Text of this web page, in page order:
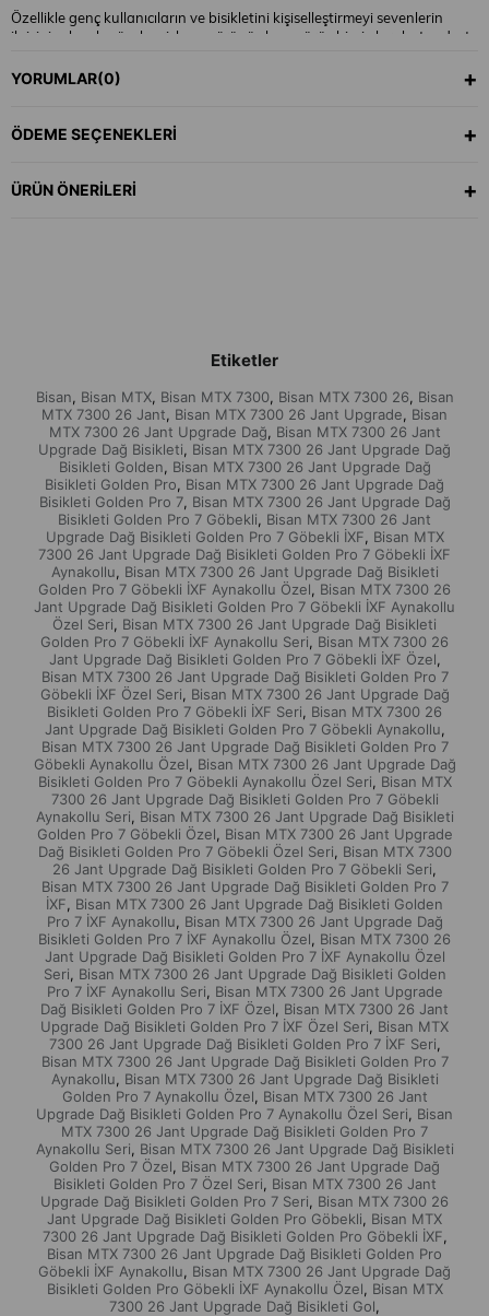
Özellikle genç kullanıcıların ve bisikletini kişiselleştirmeyi sevenlerin
ilgisini çeken bu özel seri; hem görünüş hem sürüş hissi olarak standart
💜 Golden Pro 7 Sesli Mor Arka Göbek
kazandırır.
Yüksek akıcılık sağlayan rulman yapısı sayesinde sürüş hissini
sunmaktadır.
💜 Golden Mor Gidon & Mor Gidon Boğazı
Bisikletin ön bölümüne yarış tarzı agresif bir görünüm kazandırır.
Mor detaylar sayesinde kadro ile uyumlu dikkat çekici bir kombin
oluşturur.
🚵‍♂️ BİSAN MTX 7300 ÖZELLİKLERİ
26 Jant dağ bisikleti yapısı
Sağlam ve dayanıklı kadro
Günlük kullanım ve araziye uygun geometri
Konforlu sürüş pozisyonu
Şehir içi ve hafif arazi kullanımına uygun yapı
🎯 KİMLER İÇİN UYGUN?
✅ Bisikletine farklı görünüm isteyenler
✅ Sesli göbek sevenler
✅ Genç kullanıcılar
✅ Standart modellerden sıkılanlar
✅ Upgrade parçalı hazır bisiklet isteyenler
💥 NEDEN BU MODEL?
Standart bir MTX 7300 yerine;
özel parçalarla yükseltilmiş, dikkat çeken ve daha premium görünen bir
sürüş deneyimi sunar.
Hem günlük kullanımda hem sosyal medyada fark yaratacak bir bisiklet
isteyenler için hazırlanmıştır.
⚡ ÖNE ÇIKAN DETAY
💜 Golden Pro 7 Sesli Mor Göbek
💜 İXF Mor Aynakol
💜 Mor Gidon Kombini
🔥 Özel upgrade görünüm
📍 Adana’nın En Büyük Bisiklet Mağazası Dağ Bisiklet’te
💳 Vade Farksız Taksit İmkanı
📦 Tüm Türkiye’ye Gönderim
YORUMLAR(0)
ÖDEME SEÇENEKLERI
ÜRÜN ÖNERILERI
Etiketler
Bisan, Bisan MTX, Bisan MTX 7300, Bisan MTX 7300 26, Bisan
MTX 7300 26 Jant, Bisan MTX 7300 26 Jant Upgrade, Bisan
MTX 7300 26 Jant Upgrade Dağ, Bisan MTX 7300 26 Jant
Upgrade Dağ Bisikleti, Bisan MTX 7300 26 Jant Upgrade Dağ
Bisikleti Golden, Bisan MTX 7300 26 Jant Upgrade Dağ
Bisikleti Golden Pro, Bisan MTX 7300 26 Jant Upgrade Dağ
Bisikleti Golden Pro 7, Bisan MTX 7300 26 Jant Upgrade Dağ
Bisikleti Golden Pro 7 Göbekli, Bisan MTX 7300 26 Jant
Upgrade Dağ Bisikleti Golden Pro 7 Göbekli İXF, Bisan MTX
7300 26 Jant Upgrade Dağ Bisikleti Golden Pro 7 Göbekli İXF
Aynakollu, Bisan MTX 7300 26 Jant Upgrade Dağ Bisikleti
Golden Pro 7 Göbekli İXF Aynakollu Özel, Bisan MTX 7300 26
Jant Upgrade Dağ Bisikleti Golden Pro 7 Göbekli İXF Aynakollu
Özel Seri, Bisan MTX 7300 26 Jant Upgrade Dağ Bisikleti
Golden Pro 7 Göbekli İXF Aynakollu Seri, Bisan MTX 7300 26
Jant Upgrade Dağ Bisikleti Golden Pro 7 Göbekli İXF Özel,
Bisan MTX 7300 26 Jant Upgrade Dağ Bisikleti Golden Pro 7
Göbekli İXF Özel Seri, Bisan MTX 7300 26 Jant Upgrade Dağ
Bisikleti Golden Pro 7 Göbekli İXF Seri, Bisan MTX 7300 26
Jant Upgrade Dağ Bisikleti Golden Pro 7 Göbekli Aynakollu,
Bisan MTX 7300 26 Jant Upgrade Dağ Bisikleti Golden Pro 7
Göbekli Aynakollu Özel, Bisan MTX 7300 26 Jant Upgrade Dağ
Bisikleti Golden Pro 7 Göbekli Aynakollu Özel Seri, Bisan MTX
7300 26 Jant Upgrade Dağ Bisikleti Golden Pro 7 Göbekli
Aynakollu Seri, Bisan MTX 7300 26 Jant Upgrade Dağ Bisikleti
Golden Pro 7 Göbekli Özel, Bisan MTX 7300 26 Jant Upgrade
Dağ Bisikleti Golden Pro 7 Göbekli Özel Seri, Bisan MTX 7300
26 Jant Upgrade Dağ Bisikleti Golden Pro 7 Göbekli Seri,
Bisan MTX 7300 26 Jant Upgrade Dağ Bisikleti Golden Pro 7
İXF, Bisan MTX 7300 26 Jant Upgrade Dağ Bisikleti Golden
Pro 7 İXF Aynakollu, Bisan MTX 7300 26 Jant Upgrade Dağ
Bisikleti Golden Pro 7 İXF Aynakollu Özel, Bisan MTX 7300 26
Jant Upgrade Dağ Bisikleti Golden Pro 7 İXF Aynakollu Özel
Seri, Bisan MTX 7300 26 Jant Upgrade Dağ Bisikleti Golden
Pro 7 İXF Aynakollu Seri, Bisan MTX 7300 26 Jant Upgrade
Dağ Bisikleti Golden Pro 7 İXF Özel, Bisan MTX 7300 26 Jant
Upgrade Dağ Bisikleti Golden Pro 7 İXF Özel Seri, Bisan MTX
7300 26 Jant Upgrade Dağ Bisikleti Golden Pro 7 İXF Seri,
Bisan MTX 7300 26 Jant Upgrade Dağ Bisikleti Golden Pro 7
Aynakollu, Bisan MTX 7300 26 Jant Upgrade Dağ Bisikleti
Golden Pro 7 Aynakollu Özel, Bisan MTX 7300 26 Jant
Upgrade Dağ Bisikleti Golden Pro 7 Aynakollu Özel Seri, Bisan
MTX 7300 26 Jant Upgrade Dağ Bisikleti Golden Pro 7
Aynakollu Seri, Bisan MTX 7300 26 Jant Upgrade Dağ Bisikleti
Golden Pro 7 Özel, Bisan MTX 7300 26 Jant Upgrade Dağ
Bisikleti Golden Pro 7 Özel Seri, Bisan MTX 7300 26 Jant
Upgrade Dağ Bisikleti Golden Pro 7 Seri, Bisan MTX 7300 26
Jant Upgrade Dağ Bisikleti Golden Pro Göbekli, Bisan MTX
7300 26 Jant Upgrade Dağ Bisikleti Golden Pro Göbekli İXF,
Bisan MTX 7300 26 Jant Upgrade Dağ Bisikleti Golden Pro
Göbekli İXF Aynakollu, Bisan MTX 7300 26 Jant Upgrade Dağ
Bisikleti Golden Pro Göbekli İXF Aynakollu Özel, Bisan MTX
7300 26 Jant Upgrade Dağ Bisikleti Gol,